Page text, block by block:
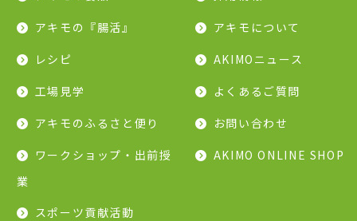
アキモの『腸活』
レシピ
工場見学
アキモのふるさと便り
ワークショップ・出前授
業
スポーツ貢献活動
アキモについて
AKIMOニュース
よくあるご質問
お問い合わせ
AKIMO ONLINE SHOP